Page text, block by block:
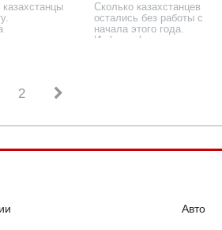
Сколько казахстанцев
остались без работы с
начала этого года.
Инфографика
2
Авто